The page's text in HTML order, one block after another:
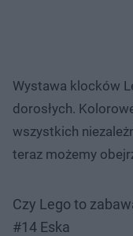
Wystawa klocków
dorosłych.
wszystkich
teraz możemy
Czy Lego to
#14 Eska